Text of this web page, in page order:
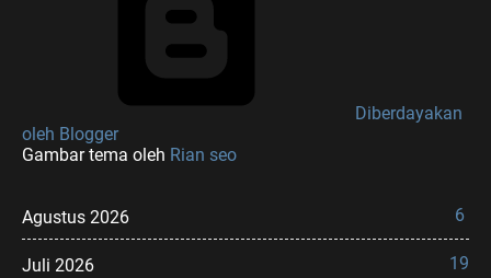
Diberdayakan
oleh Blogger
Gambar tema oleh Rian seo
Agustus 2026 6
Juli 2026 19